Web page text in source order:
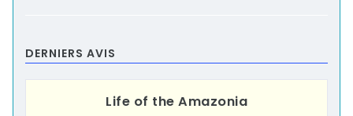
DERNIERS AVIS
Life of the Amazonia